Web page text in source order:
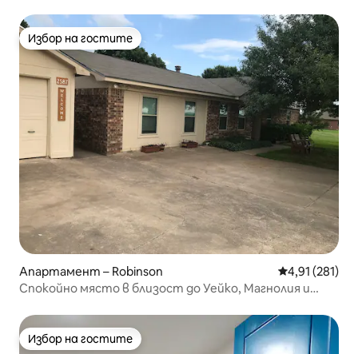
Избор на гостите
Избор на гостите
Апартамент – Robinson Средна
4,91 (281)
Спокойно място в близост до Уейко, Магнолия и
Избор на гостите
Избор на гостите